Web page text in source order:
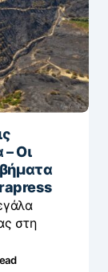
– Οι
στη